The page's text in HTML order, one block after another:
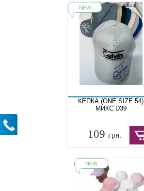
КЕПКА (ONE SIZE 54)
МИКС D39
109 грн.